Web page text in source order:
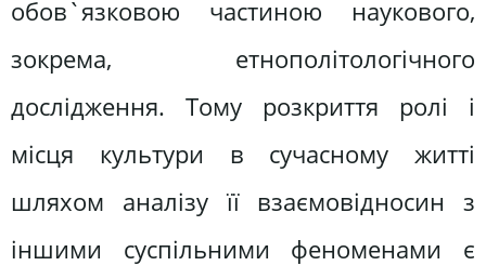
обов`язковою частиною наукового,
зокрема, етнополітологічного
дослідження. Тому розкриття ролі і
місця культури в сучасному житті
шляхом аналізу її взаємовідносин з
іншими суспільними феноменами є